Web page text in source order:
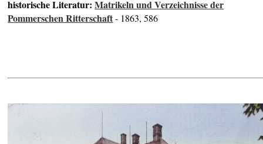
historische Literatur:Matrikeln und Verzeichnisse der
Pommerschen Ritterschaft- 1863, 586